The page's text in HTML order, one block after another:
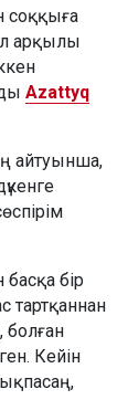
соққыға
арқылы
Azattyq
айтуынша,
басқа бір
тартқаннан
болған
Кейін